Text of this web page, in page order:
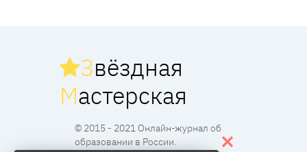
Звёздная
Мастерская
© 2015 - 2021 Онлайн-журнал об
образовании в России.